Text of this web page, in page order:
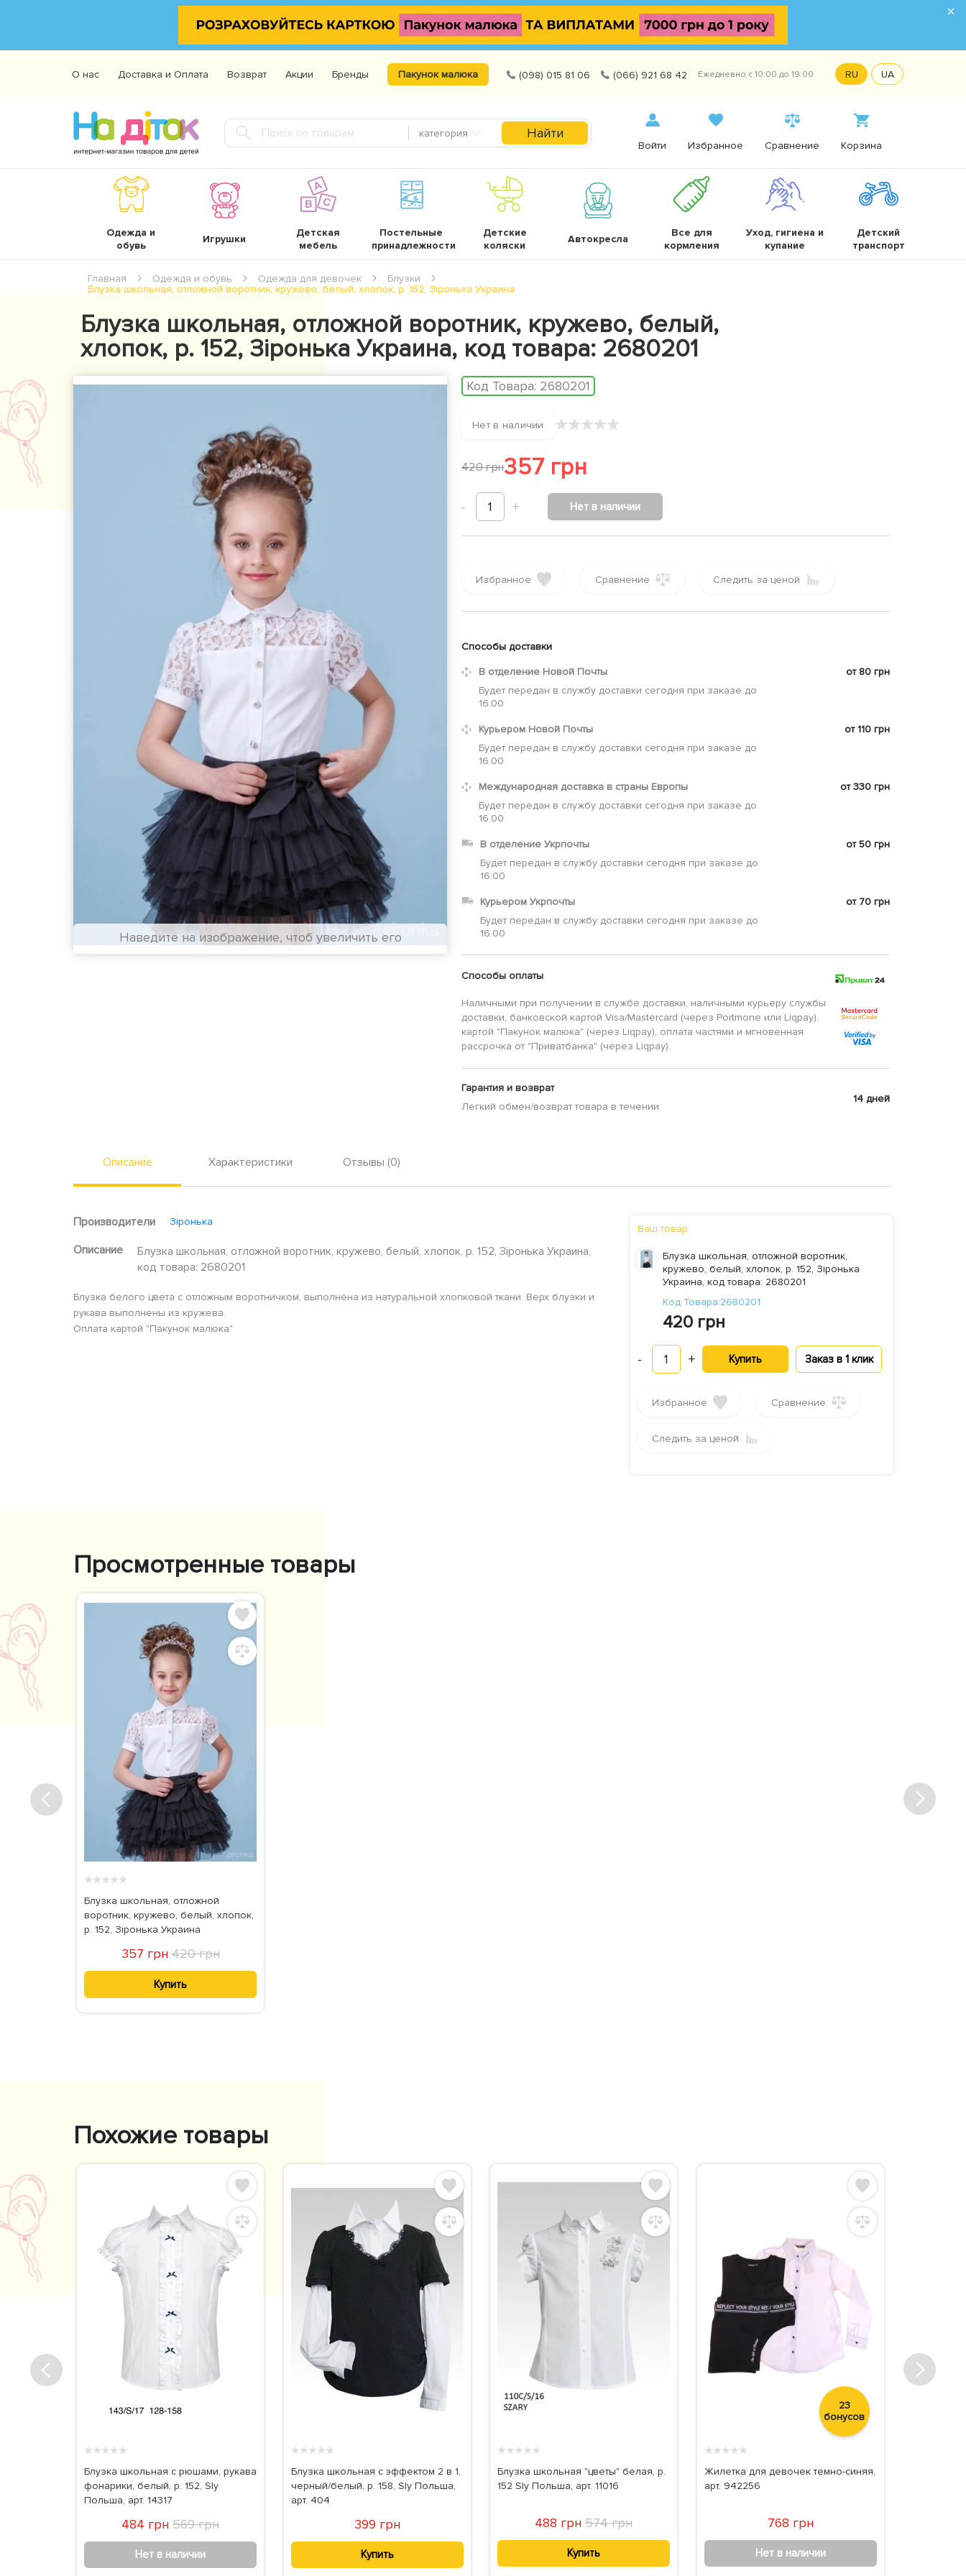
×
О нас Доставка и Оплата Возврат Акции Бренды Пакунок малюка (098) 015 81 06 (066) 921 68 42 Ежедневно с 10:00 до 19:00 RU UA
категория Найти
Войти Избранное Сравнение Корзина
Одежда и
обувь
Игрушки
Детская
мебель
Постельные
принадлежности
Детские
коляски
Автокресла
Все для
кормления
Уход, гигиена и
купание
Детский
транспорт
Главная Одежда и обувь Одежда для девочек
Блузки
Блузка школьная, отложной воротник, кружево, белый, хлопок, р. 152, Зіронька Украина
Блузка школьная, отложной воротник, кружево, белый,
хлопок, р. 152, Зіронька Украина, код товара: 2680201
Наведите на изображение, чтоб увеличить его
Код Товара: 2680201
Нет в наличии ★★★★★
420 грн357 грн
- 1 + Нет в наличии
Избранное Сравнение Следить за ценой
Способы доставки
В отделение Новой Почты
Будет передан в службу доставки сегодня при заказе до
16.00
от 80 грн
Курьером Новой Почты
Будет передан в службу доставки сегодня при заказе до
16.00
от 110 грн
Международная доставка в страны Европы
Будет передан в службу доставки сегодня при заказе до
16.00
от 330 грн
В отделение Укрпочты
Будет передан в службу доставки сегодня при заказе до
16.00
от 50 грн
Курьером Укрпочты
Будет передан в службу доставки сегодня при заказе до
16.00
от 70 грн
Способы оплаты
Наличными при получении в службе доставки, наличными курьеру службы
доставки, банковской картой Visa/Mastercard (через Portmone или Liqpay),
картой "Пакунок малюка" (через Liqpay), оплата частями и мгновенная
рассрочка от "Приватбанка" (через Liqpay).
Гарантия и возврат
Легкий обмен/возврат товара в течении
14 дней
Описание Характеристики Отзывы (0)
Производители Зіронька
Описание
Блузка школьная, отложной воротник, кружево, белый, хлопок, р. 152, Зіронька Украина,
код товара: 2680201
Блузка белого цвета с отложным воротничком, выполнена из натуральной хлопковой ткани. Верх блузки и
рукава выполнены из кружева.
Оплата картой "Пакунок малюка"
Ваш товар
Блузка школьная, отложной воротник,
кружево, белый, хлопок, р. 152, Зіронька
Украина, код товара: 2680201
Код Товара:2680201
420 грн
- 1 + Купить Заказ в 1 клик
Избранное Сравнение
Следить за ценой
Просмотренные товары
★★★★★
Блузка школьная, отложной
воротник, кружево, белый, хлопок,
р. 152, Зіронька Украина
357 грн420 грн
Купить
Похожие товары
★★★★★
Блузка школьная с рюшами, рукава
фонарики, белый, р. 152, Sly
Польша, арт. 14317
484 грн 569 грн
Нет в наличии
★★★★★
Блузка школьная с эффектом 2 в 1,
черный/белый, р. 158, Sly Польша,
арт. 404
399 грн
Купить
★★★★★
Блузка школьная "цветы" белая, р.
152 Sly Польша, арт. 11016
488 грн 574 грн
Купить
23
бонусов
★★★★★
Жилетка для девочек темно-синяя,
арт. 942256
768 грн
Нет в наличии